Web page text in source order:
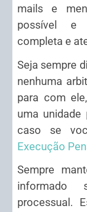
mails e
possível e
completa e
Seja sempre
nenhuma
para com
uma unidade
caso se
Execução
Sempre
informado
processual.